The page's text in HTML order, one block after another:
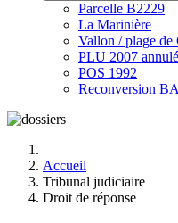
Parcelle B2229
La Marinière
Vallon / plage de
PLU 2007
POS 1992
Reconversion
Accueil
Tribunal judiciaire
Droit de réponse